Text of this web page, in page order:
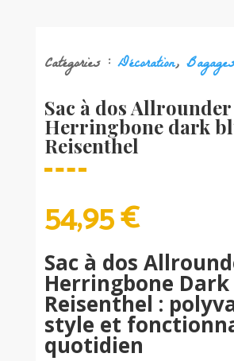
Catégories : Décoration,
Sac à dos Allrounder
Herringbone dark
Reisenthel
54,95€
Sac à dos
Herringbone Dark
Reisenthel :
style et
quotidien